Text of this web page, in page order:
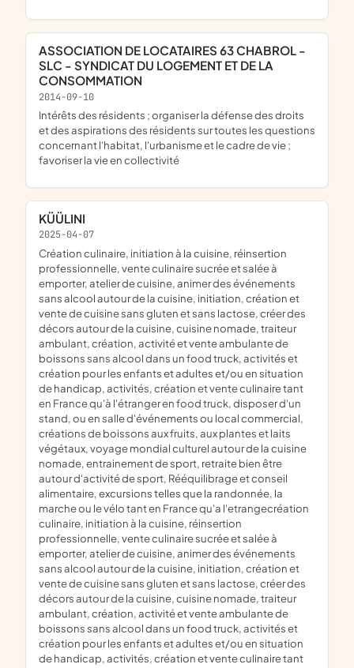
ASSOCIATION DE LOCATAIRES 63 CHABROL -
SLC - SYNDICAT DU LOGEMENT ET DE LA
CONSOMMATION
2014-09-10
intérêts des résidents ; organiser la défense des droits
et des aspirations des résidents sur toutes les questions
concernant l'habitat, l'urbanisme et le cadre de vie ;
favoriser la vie en collectivité
KÜÜLINI
2025-04-07
création culinaire, initiation à la cuisine, réinsertion
professionnelle, vente culinaire sucrée et salée à
emporter, atelier de cuisine, animer des événements
sans alcool autour de la cuisine, initiation, création et
vente de cuisine sans gluten et sans lactose, créer des
décors autour de la cuisine, cuisine nomade, traiteur
ambulant, création, activité et vente ambulante de
boissons sans alcool dans un food truck, activités et
création pour les enfants et adultes et/ou en situation
de handicap, activités, création et vente culinaire tant
en France qu'à l'étranger en food truck, disposer d'un
stand, ou en salle d'événements ou local commercial,
créations de boissons aux fruits, aux plantes et laits
végétaux, voyage mondial culturel autour de la cuisine
nomade, entrainement de sport, retraite bien être
autour d'activité de sport, Rééquilibrage et conseil
alimentaire, excursions telles que la randonnée, la
marche ou le vélo tant en France qu'a l'etrangecréation
culinaire, initiation à la cuisine, réinsertion
professionnelle, vente culinaire sucrée et salée à
emporter, atelier de cuisine, animer des événements
sans alcool autour de la cuisine, initiation, création et
vente de cuisine sans gluten et sans lactose, créer des
décors autour de la cuisine, cuisine nomade, traiteur
ambulant, création, activité et vente ambulante de
boissons sans alcool dans un food truck, activités et
création pour les enfants et adultes et/ou en situation
de handicap, activités, création et vente culinaire tant